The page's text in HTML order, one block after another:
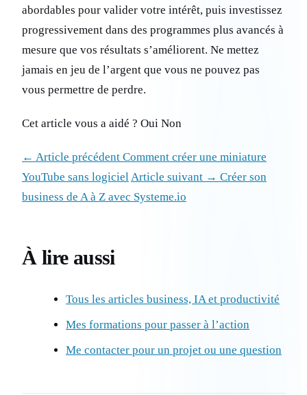
abordables pour valider votre intérêt, puis investissez
progressivement dans des programmes plus avancés à
mesure que vos résultats s’améliorent. Ne mettez
jamais en jeu de l’argent que vous ne pouvez pas
vous permettre de perdre.
Cet article vous a aidé ? Oui Non
← Article précédent Comment créer une miniature
YouTube sans logicielArticle suivant → Créer son
business de A à Z avec Systeme.io
À lire aussi
Tous les articles business, IA et productivité
Mes formations pour passer à l’action
Me contacter pour un projet ou une question